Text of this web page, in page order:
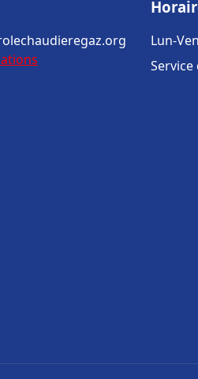
Lun-